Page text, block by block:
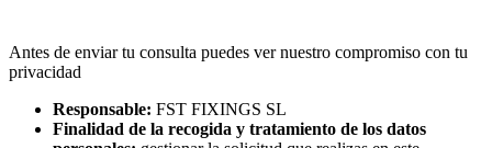
Antes de enviar tu consulta puedes ver nuestro compromiso con tu
privacidad
Responsable: FST FIXINGS SL
Finalidad de la recogida y tratamiento de los datos